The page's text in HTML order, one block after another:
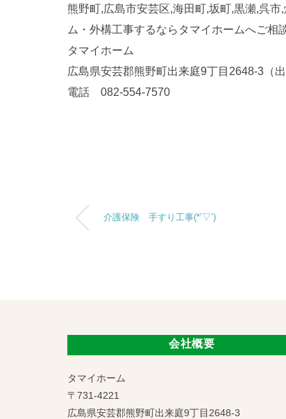
熊野町,広島市安芸区,海田町,坂町,黒瀬,呉
ム・外構工事するならタマイホームへご相
タマイホーム
広島県安芸郡熊野町出来庭9丁目2648-3（出
電話 082-554-7570
介護保険 手すり工事(*’▽’)
会社概要
タマイホーム
〒731-4221
広島県安芸郡熊野町出来庭9丁目2648-3